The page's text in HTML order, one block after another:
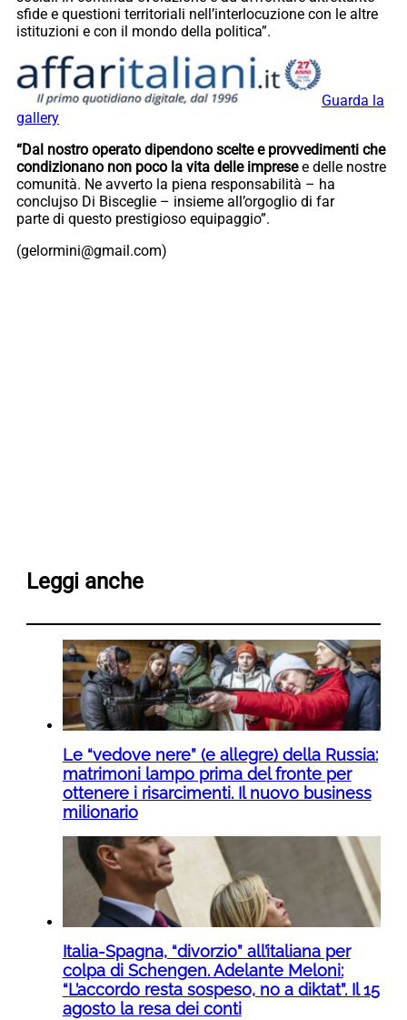
sfide e questioni territoriali nell’interlocuzione con le altre
istituzioni e con il mondo della politica”.
Guarda la
gallery
“Dal nostro operato dipendono scelte e provvedimenti che
condizionano non poco la vita delle impresee delle nostre
comunità. Ne avverto la piena responsabilità – ha
conclujso Di Bisceglie – insieme all’orgoglio di far
parte di questo prestigioso equipaggio”.
(gelormini@gmail.com)
Leggi anche
Le “vedove nere” (e allegre) della Russia:
matrimoni lampo prima del fronte per
ottenere i risarcimenti. Il nuovo business
milionario
Italia-Spagna, “divorzio” all’italiana per
colpa di Schengen. Adelante Meloni:
“L’accordo resta sospeso, no a diktat”. Il 15
agosto la resa dei conti